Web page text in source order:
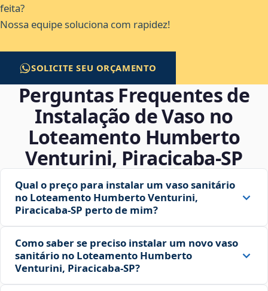
feita?
Nossa equipe soluciona com rapidez!
SOLICITE SEU ORÇAMENTO
Perguntas Frequentes de
Instalação de Vaso no
Loteamento Humberto
Venturini, Piracicaba‑SP
Qual o preço para instalar um vaso sanitário
no Loteamento Humberto Venturini,
Piracicaba‑SP perto de mim?
Como saber se preciso instalar um novo vaso
sanitário no Loteamento Humberto
Venturini, Piracicaba‑SP?